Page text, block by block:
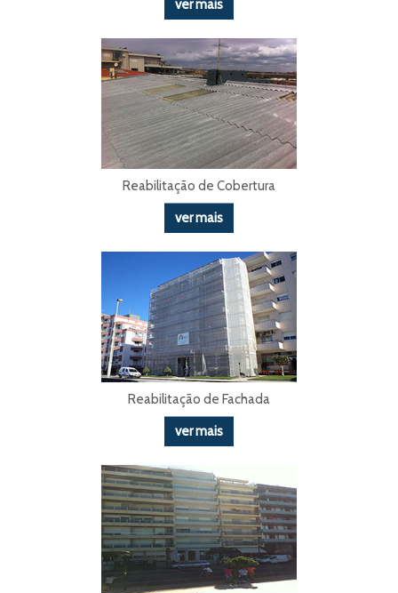
ver mais
Reabilitação de Cobertura
ver mais
Reabilitação de Fachada
ver mais